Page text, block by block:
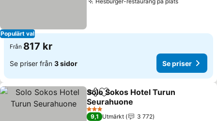
Populärt val
Se priser
Från 817 kr
Se priser från 3 sidor Se priser
Dela Lägg till i Mina Favoriter
Solo Sokos Hotel Turun
Seurahuone
Se priser
3 Stjärnor
9,1 Utmärkt
3 772